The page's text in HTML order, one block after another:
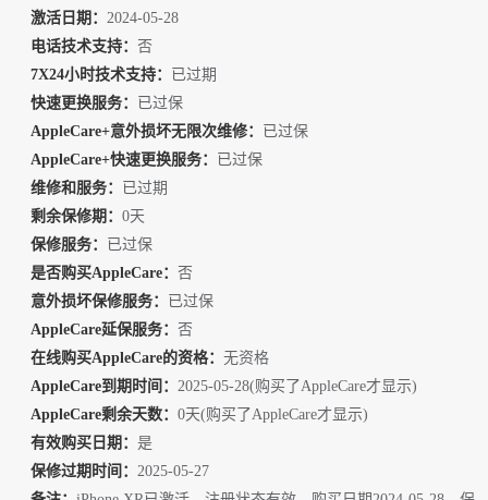
【OPPO/真我/一加-OPPO/一加保修激活日期查询】86432507
790***9 查询成功：OPPO A3 5G
【华为/荣耀-荣耀保修激活日期查询】86851907739***9 查
询成功：荣耀Magic7 Pro 12GB+256GB 绒黑色 双卡 全网通
版
【华为/荣耀-荣耀型号/容量/颜色】A89VUT192901***6 查
询成功：荣耀50 SE
【苹果-ID黑白名单】FNXH7022***V 查询成功：iPad (第 8
代) Wi-Fi + 蜂窝网络机型
【苹果-官特供机查询】KC0696***L 查询成功：IPHONE 14
【三星-保修激活日期查询】35566827011***2 查询成功：S
M-F956U
激活日期： 2024-05-28
电话技术支持： 否
7X24小时技术支持：
已过期
快速更换服务：
已过保
AppleCare+意外损坏无限次维修：
已过保
AppleCare+快速更换服务：
已过保
维修和服务：
已过期
剩余保修期： 0天
保修服务：
已过保
是否购买AppleCare： 否
意外损坏保修服务：
已过保
AppleCare延保服务： 否
在线购买AppleCare的资格： 无资格
AppleCare到期时间： 2025-05-28(购买了AppleCare才显示)
AppleCare剩余天数： 0天(购买了AppleCare才显示)
有效购买日期： 是
保修过期时间： 2025-05-27